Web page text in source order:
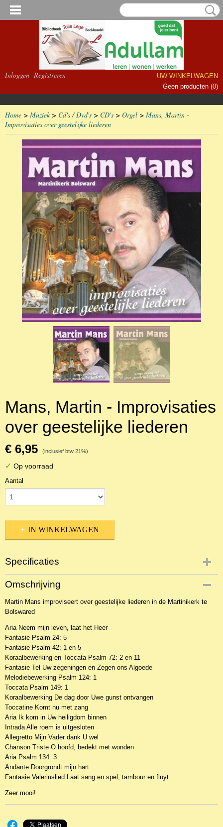
Inloggen Registreren
UW WINKELWAGEN
Geen producten (0)
Home > Muziek> Cd's / Dvd's > CD's > Orgel > Mans, Martin -
Improvisaties over geestelijke liederen
Mans, Martin - Improvisaties
over geestelijke liederen
€ 6,95 (inclusief btw 21%)
✓ Op voorraad
Aantal
IN WINKELWAGEN
Specificaties
Productcode
2CDOr-4508
EAN code
8718026541484
Omschrijving
Martin Mans improviseert over geestelijke liederen in de Martinikerk te
Bolswared
Aria Neem mijn leven, laat het Heer
Fantasie Psalm 24: 5
Fantasie Psalm 42: 1 en 5
Koraalbewerking en Toccata Psalm 72: 2 en 11
Fantasie Tel Uw zegeningen en Zegen ons Algoede
Melodiebewerking Psalm 124: 1
Toccata Psalm 149: 1
Koraalbewerking De dag door Uwe gunst ontvangen
Toccatine Komt nu met zang
Aria Ik kom in Uw heiligdom binnen
Intrada Alle roem is uitgesloten
Allegretto Mijn Vader dank U wel
Chanson Triste O hoofd, bedekt met wonden
Aria Psalm 134: 3
Andante Doorgrondt mijn hart
Fantasie Valeriuslied Laat sang en spel, tambour en fluyt
Zeer mooi!